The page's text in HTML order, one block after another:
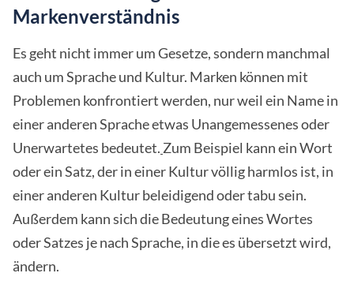
Markenverständnis
Es geht nicht immer um Gesetze, sondern manchmal
auch um Sprache und Kultur. Marken können mit
Problemen konfrontiert werden, nur weil ein Name in
einer anderen Sprache etwas Unangemessenes oder
Unerwartetes bedeutet. Zum Beispiel kann ein Wort
oder ein Satz, der in einer Kultur völlig harmlos ist, in
einer anderen Kultur beleidigend oder tabu sein.
Außerdem kann sich die Bedeutung eines Wortes
oder Satzes je nach Sprache, in die es übersetzt wird,
ändern.